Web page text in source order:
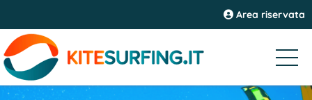
Area riservata